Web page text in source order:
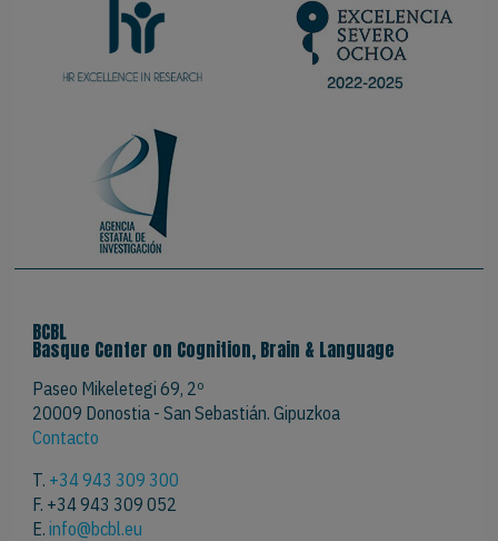
BCBL
Basque Center on Cognition, Brain & Language
Paseo Mikeletegi 69, 2º
20009 Donostia - San Sebastián. Gipuzkoa
Contacto
T. +34 943 309 300
F. +34 943 309 052
E.info@bcbl.eu